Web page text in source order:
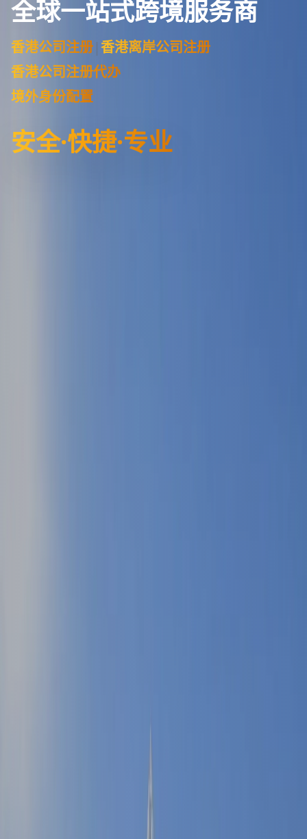
全球一站式跨境服务商
香港公司注册|香港离岸公司注册
香港公司注册代办
境外身份配置
安全·快捷·专业